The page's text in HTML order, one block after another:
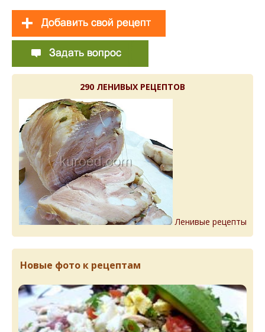
290 ЛЕНИВЫХ РЕЦЕПТОВ
Ленивые рецепты
Новые фото к рецептам